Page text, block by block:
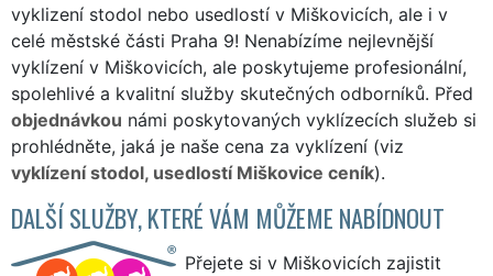
vyklizení stodol nebo usedlostí v Miškovicích, ale i v
celé městské části Praha 9! Nenabízíme nejlevnější
vyklízení v Miškovicích, ale poskytujeme profesionální,
spolehlivé a kvalitní služby skutečných odborníků. Před
objednávkou námi poskytovaných vyklízecích služeb si
prohlédněte, jaká je naše cena za vyklízení (viz
vyklízení stodol, usedlostí Miškovice ceník).
DALŠÍ SLUŽBY, KTERÉ VÁM MŮŽEME NABÍDNOUT
Přejete si v Miškovicích zajistit